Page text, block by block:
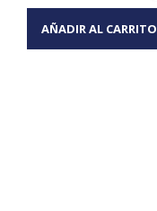
AÑADIR AL CARRITO